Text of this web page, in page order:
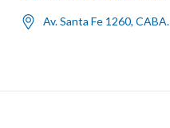
Av. Santa Fe 1260, CABA.